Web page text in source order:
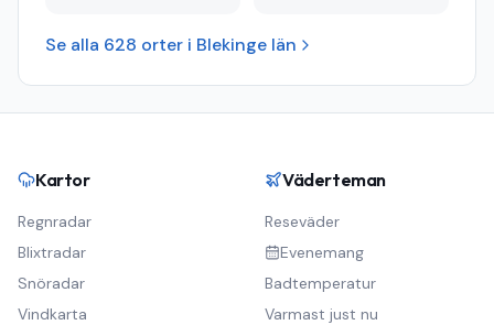
Se alla 628 orter i Blekinge län
Kartor
Regnradar
Blixtradar
Snöradar
Vindkarta
Väderteman
Reseväder
Evenemang
Badtemperatur
Varmast just nu